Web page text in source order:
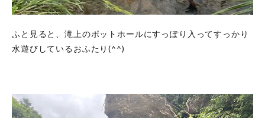
ふと見ると、滝上のポットホールにすっぽり入ってすっかり
水遊びしているおふたり(^^)